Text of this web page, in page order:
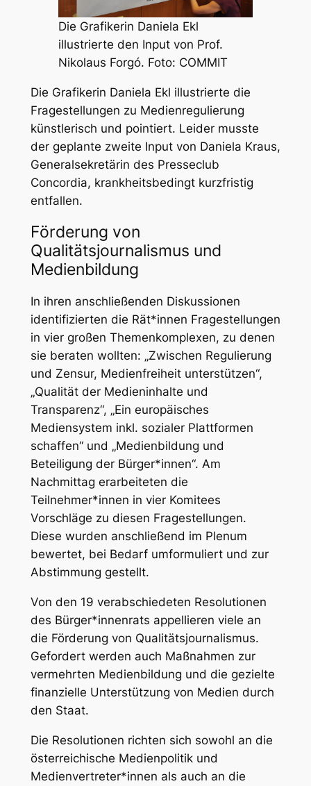
Die Grafikerin Daniela Ekl
illustrierte den Input von Prof.
Nikolaus Forgó. Foto: COMMIT
Die Grafikerin Daniela Ekl illustrierte die
Fragestellungen zu Medienregulierung
künstlerisch und pointiert. Leider musste
der geplante zweite Input von Daniela Kraus,
Generalsekretärin des Presseclub
Concordia, krankheitsbedingt kurzfristig
entfallen.
Förderung von
Qualitätsjournalismus und
Medienbildung
In ihren anschließenden Diskussionen
identifizierten die Rät*innen Fragestellungen
in vier großen Themenkomplexen, zu denen
sie beraten wollten: „Zwischen Regulierung
und Zensur, Medienfreiheit unterstützen“,
„Qualität der Medieninhalte und
Transparenz“, „Ein europäisches
Mediensystem inkl. sozialer Plattformen
schaffen“ und „Medienbildung und
Beteiligung der Bürger*innen“. Am
Nachmittag erarbeiteten die
Teilnehmer*innen in vier Komitees
Vorschläge zu diesen Fragestellungen.
Diese wurden anschließend im Plenum
bewertet, bei Bedarf umformuliert und zur
Abstimmung gestellt.
Von den 19 verabschiedeten Resolutionen
des Bürger*innenrats appellieren viele an
die Förderung von Qualitätsjournalismus.
Gefordert werden auch Maßnahmen zur
vermehrten Medienbildung und die gezielte
finanzielle Unterstützung von Medien durch
den Staat.
Die Resolutionen richten sich sowohl an die
österreichische Medienpolitik und
Medienvertreter*innen als auch an die